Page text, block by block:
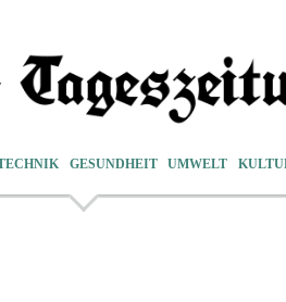
GESUNDHEIT UMWELT